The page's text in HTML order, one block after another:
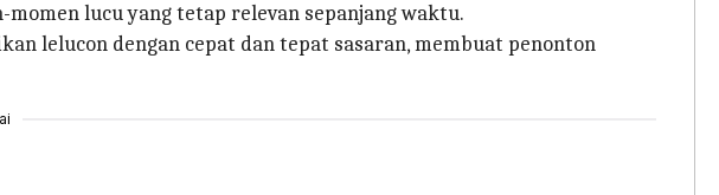
lucu yang tetap relevan sepanjang waktu.
lelucon dengan cepat dan tepat sasaran, membuat penonton